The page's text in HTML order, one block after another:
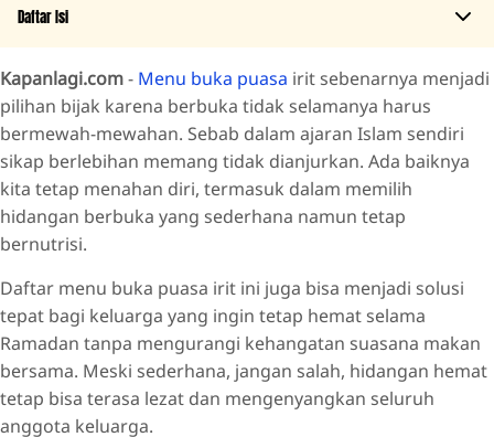
Daftar Isi
Sayur Sup Sederhana
Telur Dadar
Tempe Goreng Renyah
Tumis Kangkung
Tahu Goreng Krispi
Mie Goreng Rumahan
Perkedel Kentang
Tumis Tahu Kecap Manis
Sayur Lodeh Labu Hemat
Kapanlagi.com- Menu buka puasa irit sebenarnya menjadi
pilihan bijak karena berbuka tidak selamanya harus
bermewah-mewahan. Sebab dalam ajaran Islam sendiri
sikap berlebihan memang tidak dianjurkan. Ada baiknya
kita tetap menahan diri, termasuk dalam memilih
hidangan berbuka yang sederhana namun tetap
bernutrisi.
Daftar menu buka puasa irit ini juga bisa menjadi solusi
tepat bagi keluarga yang ingin tetap hemat selama
Ramadan tanpa mengurangi kehangatan suasana makan
bersama. Meski sederhana, jangan salah, hidangan hemat
tetap bisa terasa lezat dan mengenyangkan seluruh
anggota keluarga.